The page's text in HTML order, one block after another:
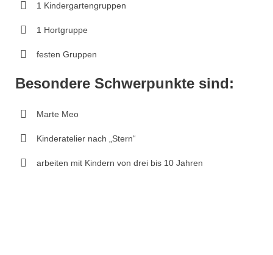
1 Kindergartengruppen
1 Hortgruppe
festen Gruppen
Besondere Schwerpunkte sind:
Marte Meo
Kinderatelier nach „Stern“
arbeiten mit Kindern von drei bis 10 Jahren